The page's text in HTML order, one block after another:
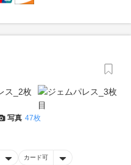
写真 47枚
カード可